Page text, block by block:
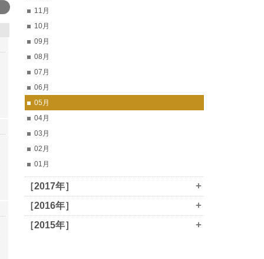
11月
10月
09月
08月
07月
06月
05月
04月
03月
02月
01月
［2017年］ +
［2016年］ +
［2015年］ +